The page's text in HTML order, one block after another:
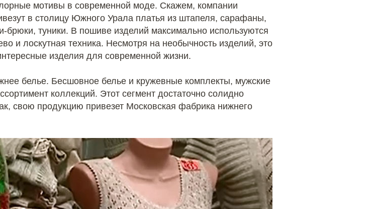
мотивы в современной моде. Скажем, компании
в столицу Южного Урала платья из штапеля, сарафаны,
туники. В пошиве изделий максимально используются
и лоскутная техника. Несмотря на необычность изделий, это
изделия для современной жизни.
белье. Бесшовное белье и кружевные комплекты, мужские
коллекций. Этот сегмент достаточно солидно
свою продукцию привезет Московская фабрика нижнего